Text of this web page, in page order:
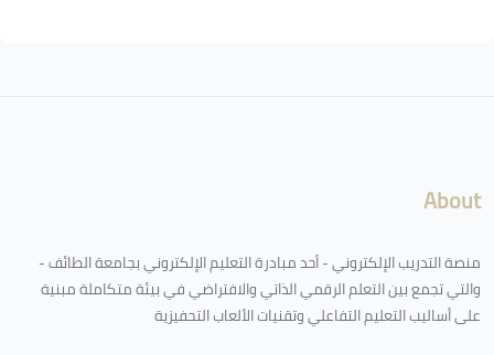
About
منصة التدريب الإلكتروني - أحد مبادرة التعليم الإلكتروني بجامعة الطائف -
والتي تجمع بين التعلم الرقمي الذاتي والافتراضي في بيئة متكاملة مبنية
على أساليب التعليم التفاعلي وتقنيات الألعاب التحفيزية